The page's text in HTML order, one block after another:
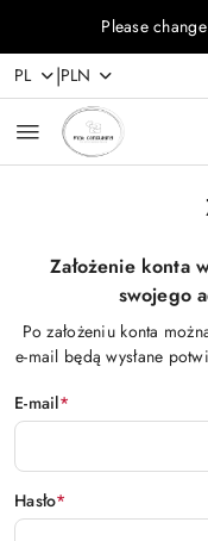
Przejdź do treści
Przejdź do
Przejdź do moje
Przejdź do menu
Przejdź do stopki
Please
PL |PLN
Założenie konta
swojego
Po założeniu konta
e-mail będą wysłane
E-mail*
Hasło*